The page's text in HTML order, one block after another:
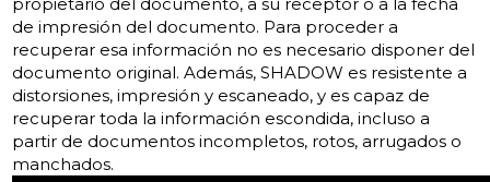
de impresión del documento. Para proceder a
recuperar esa información no es necesario disponer del
documento original. Además, SHADOW es resistente a
distorsiones, impresión y escaneado, y es capaz de
recuperar toda la información escondida, incluso a
partir de documentos incompletos, rotos, arrugados o
manchados.